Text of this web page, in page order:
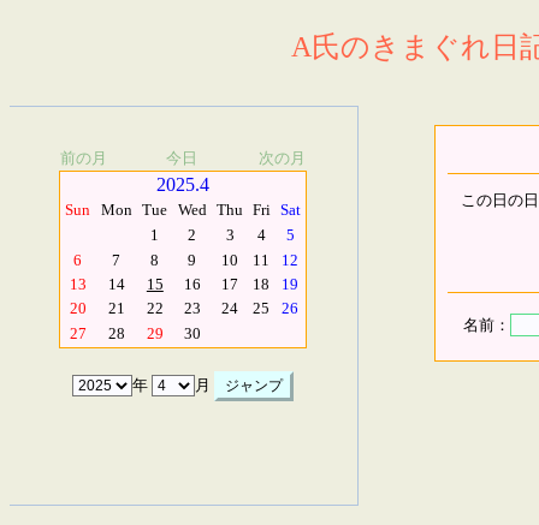
A氏のきまぐれ日
前の月 今日 次の月
2025.4
Sun Mon Tue Wed Thu Fri Sat
1
2 3 4
5
6
7 8 9 10 11
12
13
14 15 16 17 18
19
20
21 22 23 24 25
26
27
28 29 30
年 月
この日の
名前：